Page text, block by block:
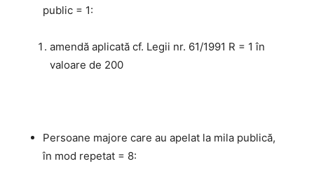
public = 1:
amendă aplicată cf. Legii nr. 61/1991 R = 1 în
valoare de 200
Persoane majore care au apelat la mila publică,
în mod repetat = 8: